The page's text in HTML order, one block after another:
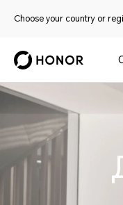
Choose your country or